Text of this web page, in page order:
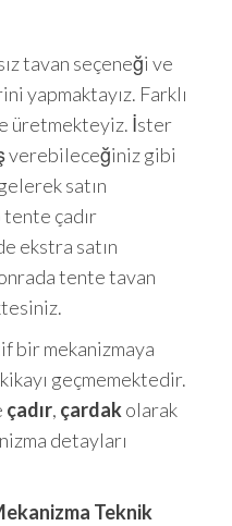
tavan seçeneği ve
yapmaktayız. Farklı
üretmekteyiz. İster
verebileceğiniz gibi
satın
çadır
ekstra satın
tente tavan
bir mekanizmaya
geçmemektedir.
çadır, çardakolarak
detayları
Teknik